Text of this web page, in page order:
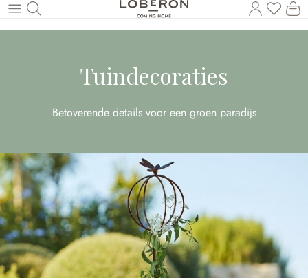
Naar de hoofdinhoud
U
Tuindecoraties
Betoverende details voor een groen paradijs